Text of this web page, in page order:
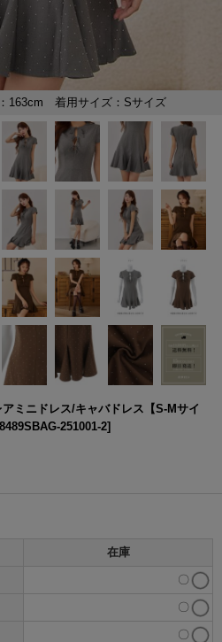
ミニドレス/キャバドレス【S-Mサイ
8489SBAG-251001-2]
在庫
〇
〇
〇